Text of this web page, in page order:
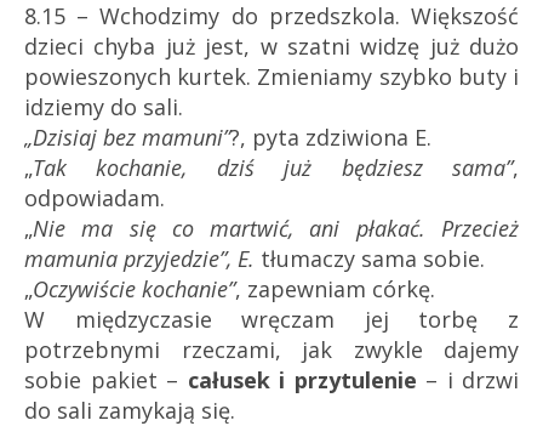
8.15 – Wchodzimy do przedszkola. Większość
dzieci chyba już jest, w szatni widzę już dużo
powieszonych kurtek. Zmieniamy szybko buty i
idziemy do sali.
„Dzisiaj bez mamuni”?, pyta zdziwiona E.
„Tak kochanie, dziś już będziesz sama”,
odpowiadam.
„Nie ma się co martwić, ani płakać. Przecież
mamunia przyjedzie”, E. tłumaczy sama sobie.
„Oczywiście kochanie”, zapewniam córkę.
W międzyczasie wręczam jej torbę z
potrzebnymi rzeczami, jak zwykle dajemy
sobie pakiet – całusek i przytulenie – i drzwi
do sali zamykają się.